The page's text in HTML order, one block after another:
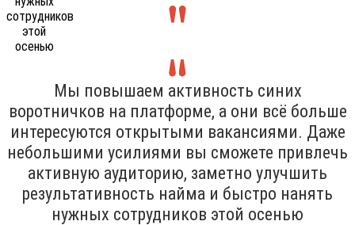
Мы повышаем активность синих
воротничков на платформе, а они всё больше
интересуются открытыми вакансиями. Даже
небольшими усилиями вы сможете привлечь
активную аудиторию, заметно улучшить
результативность найма и быстро нанять
нужных сотрудников этой осенью